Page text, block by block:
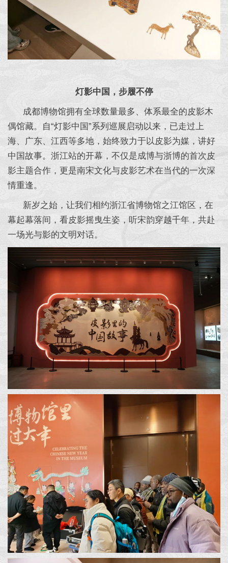
灯影中国，步履不停
成都博物馆拥有全球数量最多、体系最全的皮影木
偶馆藏。自“灯影中国”系列巡展启动以来，已走过上
海、广东、江西等多地，始终致力于以皮影为媒，讲好
中国故事。浙江站的开幕，不仅是成博与浙博的首次皮
影主题合作，更是南宋文化与皮影艺术在当代的一次深
情重逢。
新岁之始，让我们相约浙江省博物馆之江馆区，在
幕起幕落间，看皮影摇曳生姿，听宋韵穿越千年，共赴
一场光与影的文明对话。